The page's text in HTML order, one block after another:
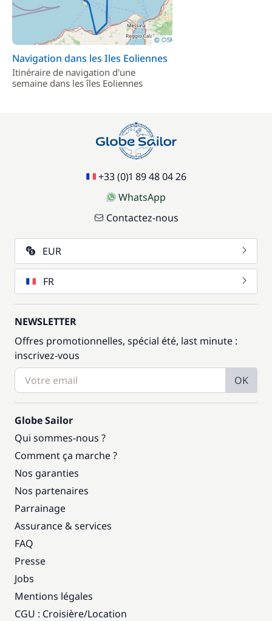
Navigation dans les Iles Eoliennes
Itinéraire de navigation d'une
semaine dans les îles Eoliennes
+33 (0)1 89 48 04 26
WhatsApp
Contactez-nous
EUR
FR
NEWSLETTER
Offres promotionnelles, spécial été, last minute :
inscrivez-vous
OK
Globe Sailor
Qui sommes-nous ?
Comment ça marche ?
Nos garanties
Nos partenaires
Parrainage
Assurance & services
FAQ
Presse
Jobs
Mentions légales
CGU : Croisière/Location